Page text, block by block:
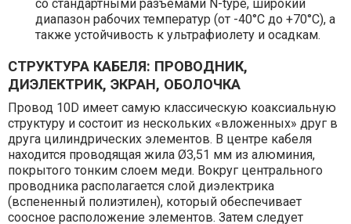
со стандартными разъемами N-type, широкий
диапазон рабочих температур (от -40°C до +70°C), а
также устойчивость к ультрафиолету и осадкам.
СТРУКТУРА КАБЕЛЯ: ПРОВОДНИК,
ДИЭЛЕКТРИК, ЭКРАН, ОБОЛОЧКА
Провод 10D имеет самую классическую коаксиальную
структуру и состоит из нескольких «вложенных» друг в
друга цилиндрических элементов. В центре кабеля
находится проводящая жила Ø3,51 мм из алюминия,
покрытого тонким слоем меди. Вокруг центрального
проводника располагается слой диэлектрика
(вспененный полиэтилен), который обеспечивает
соосное расположение элементов. Затем следует